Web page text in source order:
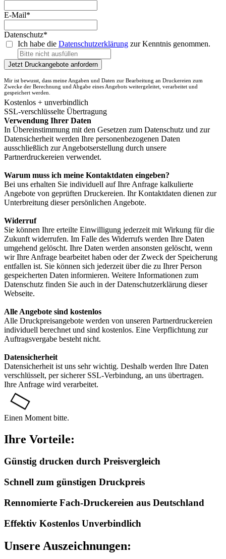
E-Mail*
Datenschutz*
Ich habe die Datenschutzerklärung zur Kenntnis genommen.
Jetzt Druckangebote anfordern
Mir ist bewusst, dass meine Angaben und Daten zur Bearbeitung an Druckereien zum
Zwecke der Berechnung und Abgabe eines Angebots weitergeleitet, verarbeitet und
gespeichert werden.
Kostenlos + unverbindlich
SSL-verschlüsselte Übertragung
Verwendung Ihrer Daten
In Übereinstimmung mit den Gesetzen zum Datenschutz und zur
Datensicherheit werden Ihre personenbezogenen Daten
ausschließlich zur Angebotserstellung durch unsere
Partnerdruckereien verwendet.
Warum muss ich meine Kontaktdaten eingeben?
Bei uns erhalten Sie individuell auf Ihre Anfrage kalkulierte
Angebote von geprüften Druckereien. Ihr Kontaktdaten dienen zur
Unterbreitung dieser persönlichen Angebote.
Widerruf
Sie können Ihre erteilte Einwilligung jederzeit mit Wirkung für die
Zukunft widerrufen. Im Falle des Widerrufs werden Ihre Daten
umgehend gelöscht. Ihre Daten werden ansonsten gelöscht, wenn
wir Ihre Anfrage bearbeitet haben oder der Zweck der Speicherung
entfallen ist. Sie können sich jederzeit über die zu Ihrer Person
gespeicherten Daten informieren. Weitere Informationen zum
Datenschutz finden Sie auch in der Datenschutzerklärung dieser
Webseite.
Alle Angebote sind kostenlos
Alle Druckpreisangebote werden von unseren Partnerdruckereien
individuell berechnet und sind kostenlos. Eine Verpflichtung zur
Auftragsvergabe besteht nicht.
Datensicherheit
Datensicherheit ist uns sehr wichtig. Deshalb werden Ihre Daten
verschlüsselt, per sicherer SSL-Verbindung, an uns übertragen.
Ihre Anfrage wird verarbeitet.
Einen Moment bitte.
Ihre Vorteile:
Günstig drucken durch Preisvergleich
Schnell zum günstigen Druckpreis
Rennomierte Fach-Druckereien aus Deutschland
Effektiv Kostenlos Unverbindlich
Unsere Auszeichnungen: